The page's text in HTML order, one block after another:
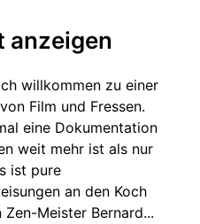
anzeigen
willkommen zu einer
Film und Fressen.
eine Dokumentation
weit mehr ist als nur
ist pure
an den Koch
Meister Bernard...